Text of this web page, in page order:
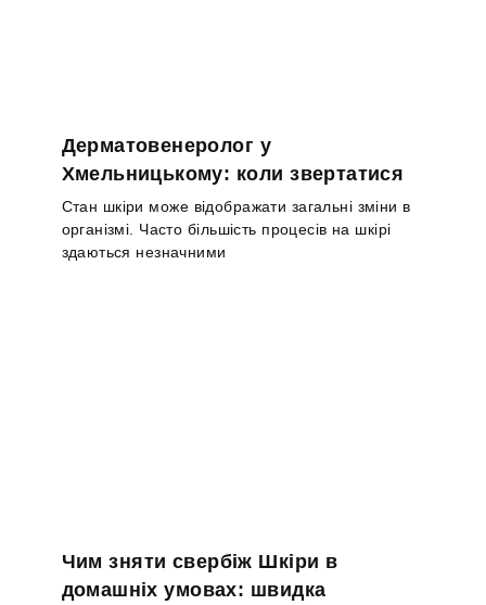
Дерматовенеролог у
Хмельницькому: коли звертатися
Стан шкіри може відображати загальні зміни в
організмі. Часто більшість процесів на шкірі
здаються незначними
Чим зняти свербіж Шкіри в
домашніх умовах: швидка